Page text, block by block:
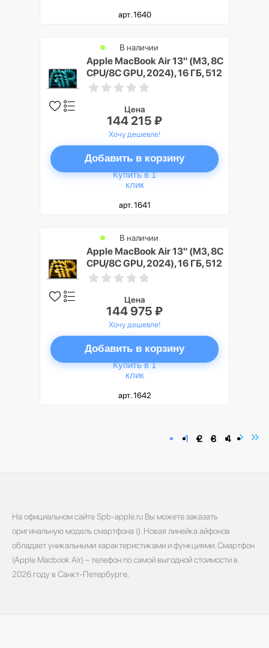
арт. 1640
Apple MacBook Air 13" (M3, 8C
CPU/8C GPU, 2024), 16 ГБ, 512
ГБ SSD, серебристый
В наличии
Цена
144 215 ₽
Хочу дешевле!
Добавить в корзину
Купить в 1
клик
арт. 1641
Apple MacBook Air 13" (M3, 8C
CPU/8C GPU, 2024), 16 ГБ, 512
ГБ SSD, сияющая звезда
В наличии
Цена
144 975 ₽
Хочу дешевле!
Добавить в корзину
Купить в 1
клик
арт. 1642
1 2 3 4
На официальном сайте Spb-apple.ru Вы можете заказать
оригинальную модель смартфона (). Новая линейка айфонов
обладает уникальными характеристиками и функциями. Смартфон
(Apple Macbook Air) – телефон по самой выгодной стоимости в
2026 году в Санкт-Петербурге.